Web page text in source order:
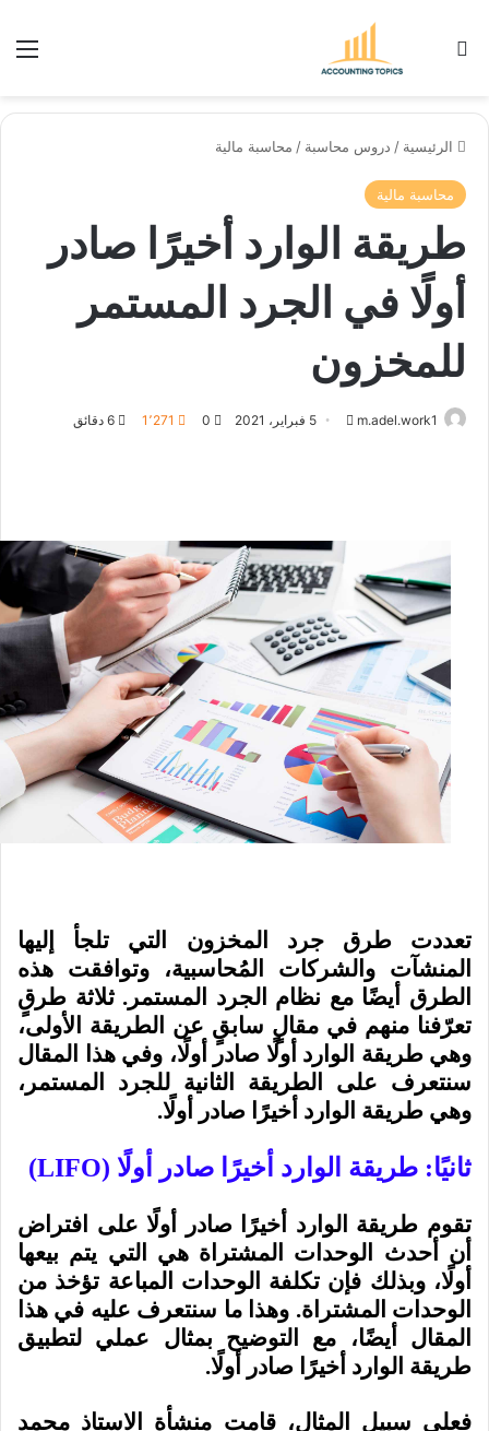
الرئيسية / دروس محاسبة / محاسبة مالية
محاسبة مالية
طريقة الوارد أخيرًا صادر
أولًا في الجرد المستمر
للمخزون
m.adel.work1
أرسل 5 فبراير، 2021 0 1٬271
تعددت طرق جرد المخزون التي تلجأ إليها
المنشآت والشركات المُحاسبية، وتوافقت هذه
الطرق أيضًا مع نظام الجرد المستمر. ثلاثة طرقٍ
تعرّفنا منهم في مقالٍ سابقٍ عن الطريقة الأولى،
وهي طريقة الوارد أولًا صادر أولًا، وفي هذا المقال
سنتعرف على الطريقة الثانية للجرد المستمر،
وهي طريقة الوارد أخيرًا صادر أولًا.
ثانيًا: طريقة الوارد أخيرًا صادر أولًا (LIFO
)
تقوم طريقة الوارد أخيرًا صادر أولًا على افتراض
أن أحدث الوحدات المشتراة هي التي يتم بيعها
أولًا، وبذلك فإن تكلفة الوحدات المباعة تؤخذ من
الوحدات المشتراة. وهذا ما سنتعرف عليه في هذا
المقال أيضًا، مع التوضيح بمثال عملي لتطبيق
طريقة الوارد أخيرًا صادر أولًا.
فعلى سبيل المثال، قامت منشأة الاستاذ محمد